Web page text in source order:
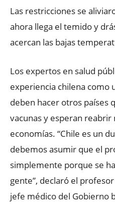
Las restricciones se
ahora llega el temido y
acercan las bajas
Los expertos en salud
experiencia chilena como
deben hacer otros países
vacunas y esperan
economías. “Chile es un
debemos asumir que el
simplemente porque se
gente”, declaró el
jefe médico del Gobierno